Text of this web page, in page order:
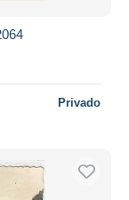
Privado